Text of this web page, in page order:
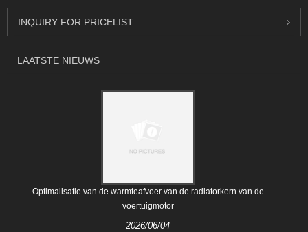
INQUIRY FOR PRICELIST
LAATSTE NIEUWS
Optimalisatie van de warmteafvoer van de radiatorkern van de
voertuigmotor
2026/06/04